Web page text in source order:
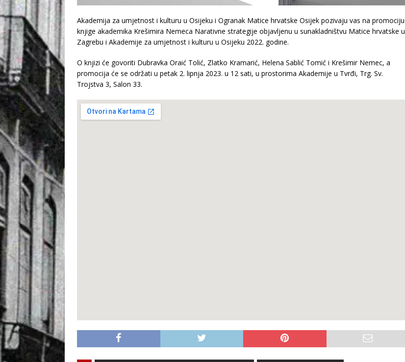
Akademija za umjetnost i kulturu u Osijeku i Ogranak Matice hrvatske Osijek pozivaju vas na promociju
knjige akademika Krešimira Nemeca Narativne strategije objavljenu u sunakladništvu Matice hrvatske u
Zagrebu i Akademije za umjetnost i kulturu u Osijeku 2022. godine.
O knjizi će govoriti Dubravka Oraić Tolić, Zlatko Kramarić, Helena Sablić Tomić i Krešimir Nemec, a
promocija će se održati u petak 2. lipnja 2023. u 12 sati, u prostorima Akademije u Tvrđi, Trg. Sv.
Trojstva 3, Salon 33.